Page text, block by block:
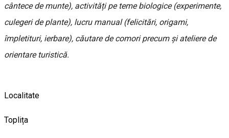
cântece de munte), activități pe teme biologice (experimente,
culegeri de plante), lucru manual (felicitări, origami,
împletituri, ierbare), căutare de comori precum și ateliere de
orientare turistică.
Localitate
Toplița